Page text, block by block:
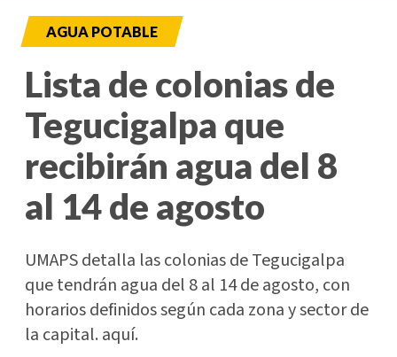
AGUA POTABLE
Lista de colonias de
Tegucigalpa que
recibirán agua del 8
al 14 de agosto
UMAPS detalla las colonias de Tegucigalpa
que tendrán agua del 8 al 14 de agosto, con
horarios definidos según cada zona y sector de
la capital. aquí.